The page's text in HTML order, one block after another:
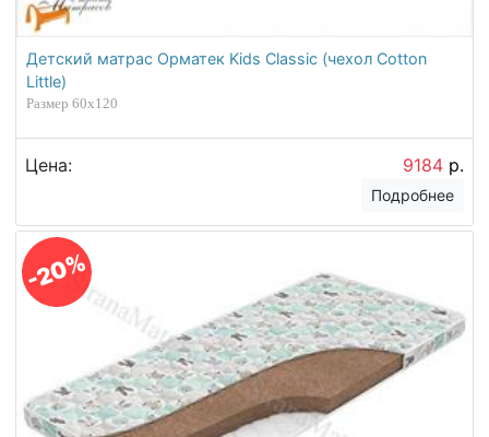
Детский матрас Орматек Kids Classic (чехол Cotton
Little)
Размер 60х120
Цена: 9184 р.
Подробнее
-20%